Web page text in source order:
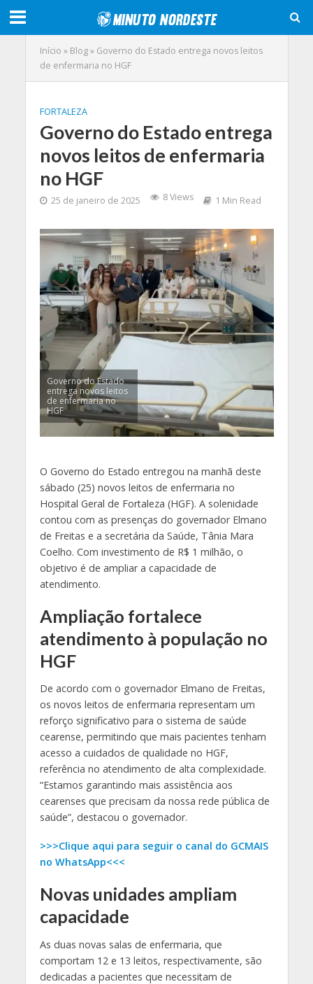
Início » Blog» Governo do Estado entrega novos leitos
de enfermaria no HGF
FORTALEZA
Governo do Estado entrega
novos leitos de enfermaria
no HGF
25 de janeiro de 2025 8 Views 1 Min Read
Governo do Estado
entrega novos leitos
de enfermaria no
HGF
O Governo do Estado entregou na manhã deste
sábado (25) novos leitos de enfermaria no
Hospital Geral de Fortaleza (HGF). A solenidade
contou com as presenças do governador Elmano
de Freitas e a secretária da Saúde, Tânia Mara
Coelho. Com investimento de R$ 1 milhão, o
objetivo é de ampliar a capacidade de
atendimento.
Ampliação fortalece
atendimento à população no
HGF
De acordo com o governador Elmano de Freitas,
os novos leitos de enfermaria representam um
reforço significativo para o sistema de saúde
cearense, permitindo que mais pacientes tenham
acesso a cuidados de qualidade no HGF,
referência no atendimento de alta complexidade.
“Estamos garantindo mais assistência aos
cearenses que precisam da nossa rede pública de
saúde”, destacou o governador.
>>>Clique aqui para seguir o canal do GCMAIS
no WhatsApp<<<
Novas unidades ampliam
capacidade
As duas novas salas de enfermaria, que
comportam 12 e 13 leitos, respectivamente, são
dedicadas a pacientes que necessitam de